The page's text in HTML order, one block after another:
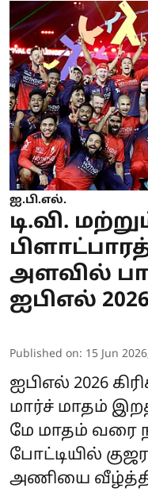
ஐ.பி.எல்.
டி.வி.
அளவில்
ஐபிஎல்
Published on: 15 Jun
ஐபிஎல் 2026
மார்ச் மாதம்
மே மாதம் வரை
போட்டியில்
அணியை